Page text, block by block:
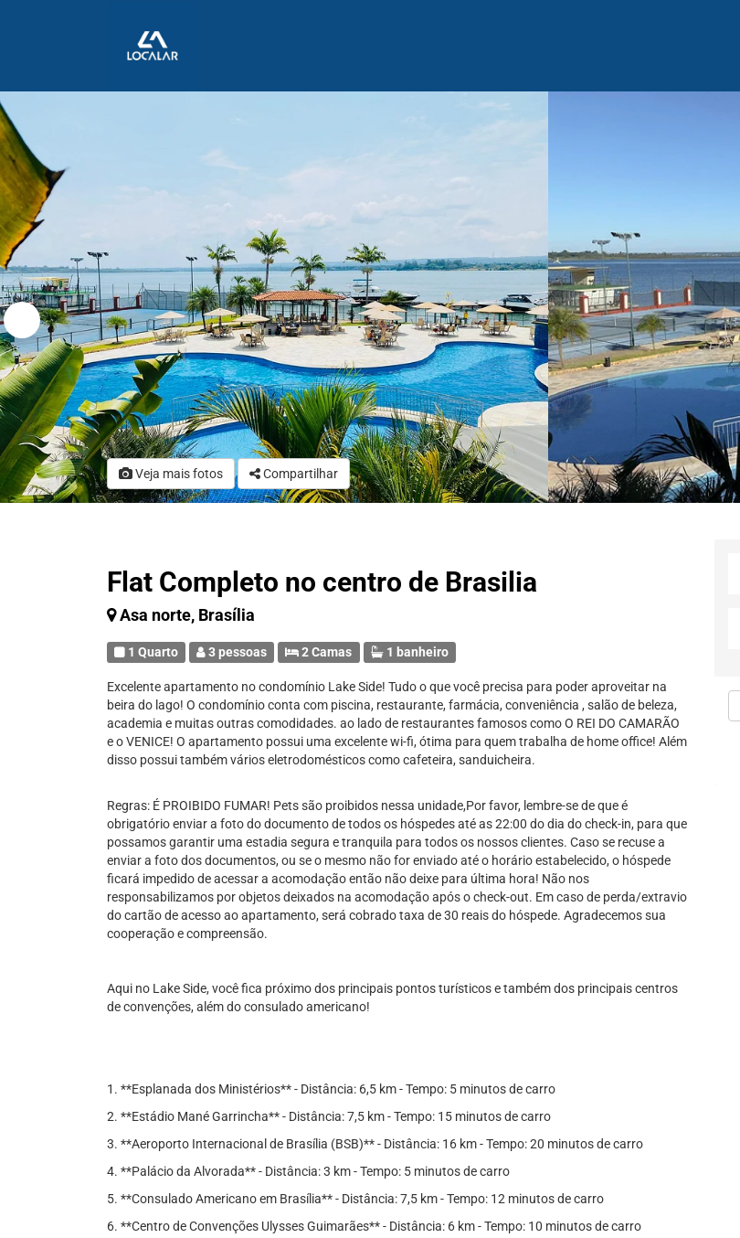
Veja mais fotos Compartilhar
Flat Completo no centro de Brasilia
Asa norte, Brasília
1 Quarto 3 pessoas 2 Camas 1 banheiro
Excelente apartamento no condomínio Lake Side! Tudo o que você precisa para poder aproveitar na
beira do lago! O condomínio conta com piscina, restaurante, farmácia, conveniência , salão de beleza,
academia e muitas outras comodidades. ao lado de restaurantes famosos como O REI DO CAMARÃO
e o VENICE! O apartamento possui uma excelente wi-fi, ótima para quem trabalha de home office! Além
disso possui também vários eletrodomésticos como cafeteira, sanduicheira.
Regras: É PROIBIDO FUMAR! Pets são proibidos nessa unidade,Por favor, lembre-se de que é
obrigatório enviar a foto do documento de todos os hóspedes até as 22:00 do dia do check-in, para que
possamos garantir uma estadia segura e tranquila para todos os nossos clientes. Caso se recuse a
enviar a foto dos documentos, ou se o mesmo não for enviado até o horário estabelecido, o hóspede
ficará impedido de acessar a acomodação então não deixe para última hora! Não nos
responsabilizamos por objetos deixados na acomodação após o check-out. Em caso de perda/extravio
do cartão de acesso ao apartamento, será cobrado taxa de 30 reais do hóspede. Agradecemos sua
cooperação e compreensão.
Aqui no Lake Side, você fica próximo dos principais pontos turísticos e também dos principais centros
de convenções, além do consulado americano!
1. **Esplanada dos Ministérios** - Distância: 6,5 km - Tempo: 5 minutos de carro
2. **Estádio Mané Garrincha** - Distância: 7,5 km - Tempo: 15 minutos de carro
3. **Aeroporto Internacional de Brasília (BSB)** - Distância: 16 km - Tempo: 20 minutos de carro
4. **Palácio da Alvorada** - Distância: 3 km - Tempo: 5 minutos de carro
5. **Consulado Americano em Brasília** - Distância: 7,5 km - Tempo: 12 minutos de carro
6. **Centro de Convenções Ulysses Guimarães** - Distância: 6 km - Tempo: 10 minutos de carro